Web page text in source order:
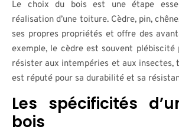
Le choix du bois est une étape
réalisation d’une toiture. Cèdre, pin,
ses propres propriétés et offre des
exemple, le cèdre est souvent plébiscité
résister aux intempéries et aux insectes,
est réputé pour sa durabilité et sa
Les spécificités
bois